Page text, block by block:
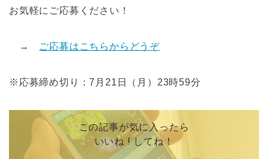
お気軽にご応募ください！
→ ご応募はこちらからどうぞ
※応募締め切り：7月21日（月）23時59分
この記事が気に入ったら
いいね ! してね！